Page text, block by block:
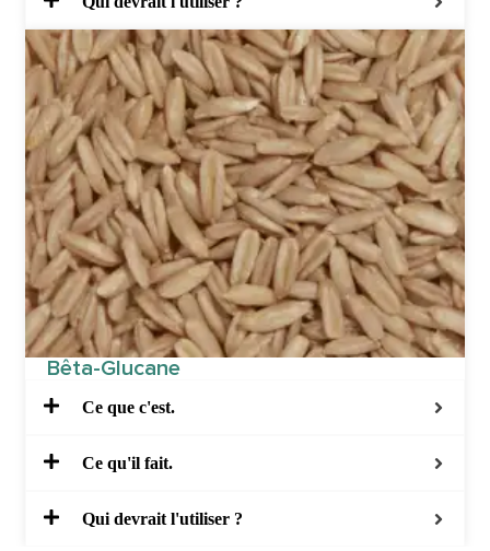
Bêta-Glucane
Ce que c'est.
Ce qu'il fait.
Qui devrait l'utiliser ?